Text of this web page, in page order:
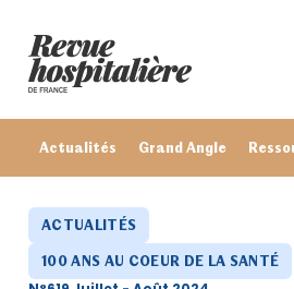
Actualités Grand Angle
ACTUALITÉS
100 ANS AU COEUR DE LA SANTÉ